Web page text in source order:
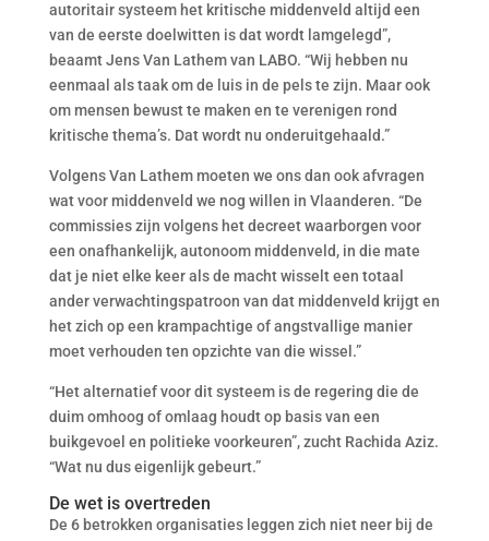
autoritair systeem het kritische middenveld altijd een
van de eerste doelwitten is dat wordt lamgelegd”,
beaamt Jens Van Lathem van LABO. “Wij hebben nu
eenmaal als taak om de luis in de pels te zijn. Maar ook
om mensen bewust te maken en te verenigen rond
kritische thema’s. Dat wordt nu onderuitgehaald.”
Volgens Van Lathem moeten we ons dan ook afvragen
wat voor middenveld we nog willen in Vlaanderen. “De
commissies zijn volgens het decreet waarborgen voor
een onafhankelijk, autonoom middenveld, in die mate
dat je niet elke keer als de macht wisselt een totaal
ander verwachtingspatroon van dat middenveld krijgt en
het zich op een krampachtige of angstvallige manier
moet verhouden ten opzichte van die wissel.”
“Het alternatief voor dit systeem is de regering die de
duim omhoog of omlaag houdt op basis van een
buikgevoel en politieke voorkeuren”, zucht Rachida Aziz.
“Wat nu dus eigenlijk gebeurt.”
De wet is overtreden
De 6 betrokken organisaties leggen zich niet neer bij de